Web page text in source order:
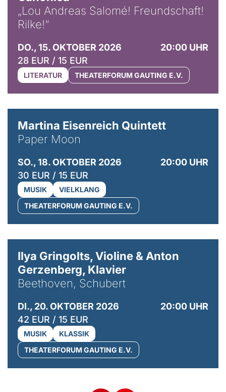
„Lou Andreas Salomé! Freundschaft!
Rilke!“
DO., 15. OKTOBER 2026
20:00 UHR
28 EUR / 15 EUR
LITERATUR THEATERFORUM GAUTING E.V.
Martina Eisenreich Quintett
Paper Moon
SO., 18. OKTOBER 2026
20:00 UHR
30 EUR / 15 EUR
MUSIK
VIELKLANG
THEATERFORUM GAUTING E.V.
Ilya Gringolts, Violine & Anton
Gerzenberg, Klavier
Beethoven, Schubert
DI., 20. OKTOBER 2026
20:00 UHR
42 EUR / 15 EUR
MUSIK
KLASSIK
THEATERFORUM GAUTING E.V.